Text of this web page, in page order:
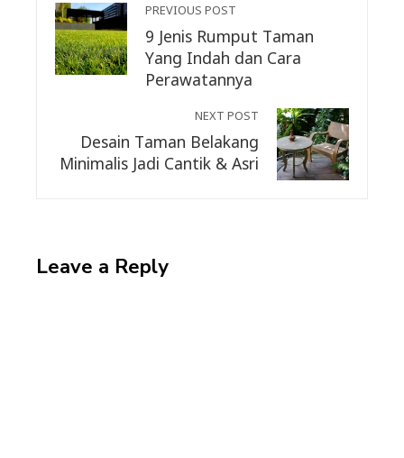
PREVIOUS POST
9 Jenis Rumput Taman
Yang Indah dan Cara
Perawatannya
NEXT POST
Desain Taman Belakang
Minimalis Jadi Cantik & Asri
Leave a Reply